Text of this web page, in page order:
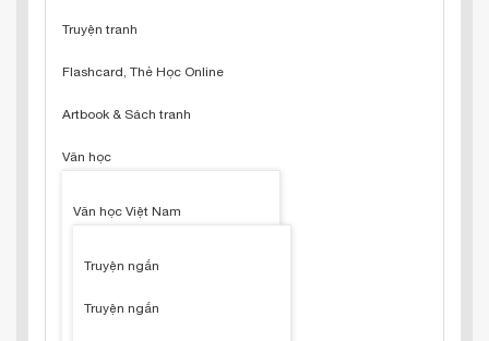
Truyện tranh
Flashcard, Thẻ Học Online
Artbook & Sách tranh
Văn học
Văn học Việt Nam
Truyện ngắn
Truyện ngắn